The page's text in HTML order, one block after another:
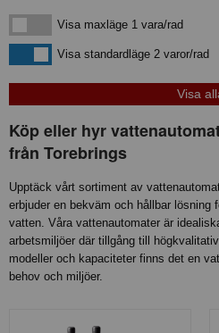
Visa maxläge 1 vara/rad
Visa maxläge 1 vara/rad
Visa standardlägeVisa standardläge 2 varor/rad
Köp eller hyr
från Torebrings
Upptäck vårt sortiment av
erbjuder en bekväm och hållbar lösning
vatten. Våra vattenautomater är
arbetsmiljöer där tillgång till
modeller och kapaciteter finns det en
behov och miljöer.